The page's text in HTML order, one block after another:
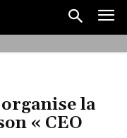
la
« CEO